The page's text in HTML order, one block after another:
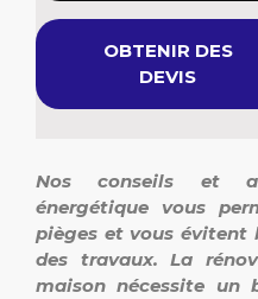
OBTENIR DES
DEVIS
Nos conseils et
énergétique vous
pièges et vous évitent
des travaux. La
maison nécessite un